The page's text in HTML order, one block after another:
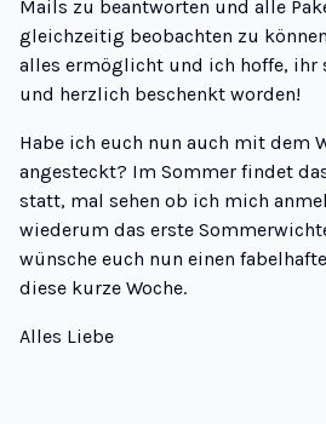
Mails zu beantworten und alle
gleichzeitig beobachten zu
alles ermöglicht und ich hoffe, ihr
und herzlich beschenkt worden!
Habe ich euch nun auch mit dem
angesteckt? Im Sommer findet
statt, mal sehen ob ich mich
wiederum das erste
wünsche euch nun einen
diese kurze Woche.
Alles Liebe